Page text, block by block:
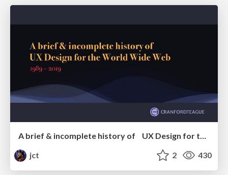
A brief & incomplete history of UX Design for the World Wide Web: 1989–2019
jct
2 430